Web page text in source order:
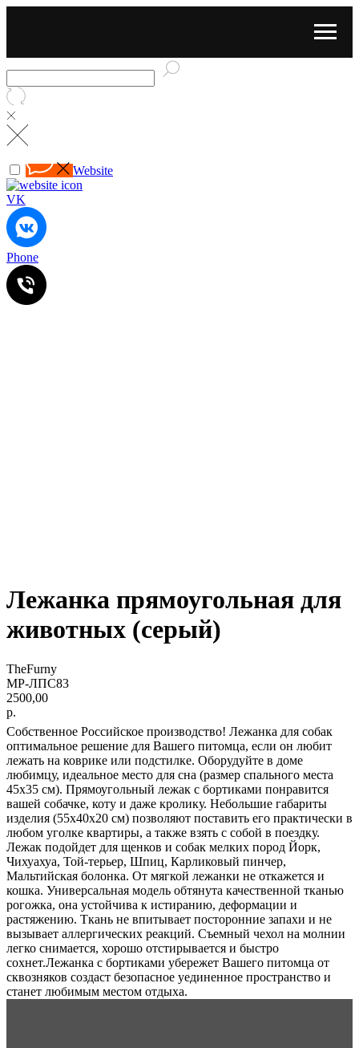
Website
VK
Phone
Лежанка прямоугольная для
животных (серый)
TheFurny
МР-ЛПС83
2500,00
р.
Собственное Российское производство! Лежанка для собак
оптимальное решение для Вашего питомца, если он любит
лежать на коврике или подстилке. Оборудуйте в доме
любимцу, идеальное место для сна (размер спального места
45х35 см). Прямоугольный лежак с бортиками понравится
вашей собачке, коту и даже кролику. Небольшие габариты
изделия (55х40х20 см) позволяют поставить его практически в
любом уголке квартиры, а также взять с собой в поездку.
Лежак подойдет для щенков и собак мелких пород Йорк,
Чихуахуа, Той-терьер, Шпиц, Карликовый пинчер,
Мальтийская болонка. От мягкой лежанки не откажется и
кошка. Универсальная модель обтянута качественной тканью
рогожка, она устойчива к истиранию, деформации и
растяжению. Ткань не впитывает посторонние запахи и не
вызывает аллергических реакций. Съемный чехол на молнии
легко снимается, хорошо отстирывается и быстро
сохнет.Лежанка с бортиками убережет Вашего питомца от
сквозняков создаст безопасное уединенное пространство и
станет любимым местом отдыха.